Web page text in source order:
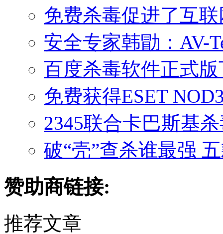
免费杀毒促进了互
安全专家韩勖：AV-
百度杀毒软件正式
免费获得ESET
2345联合卡巴斯基
破“壳”查杀谁最强
赞助商链接:
推荐文章